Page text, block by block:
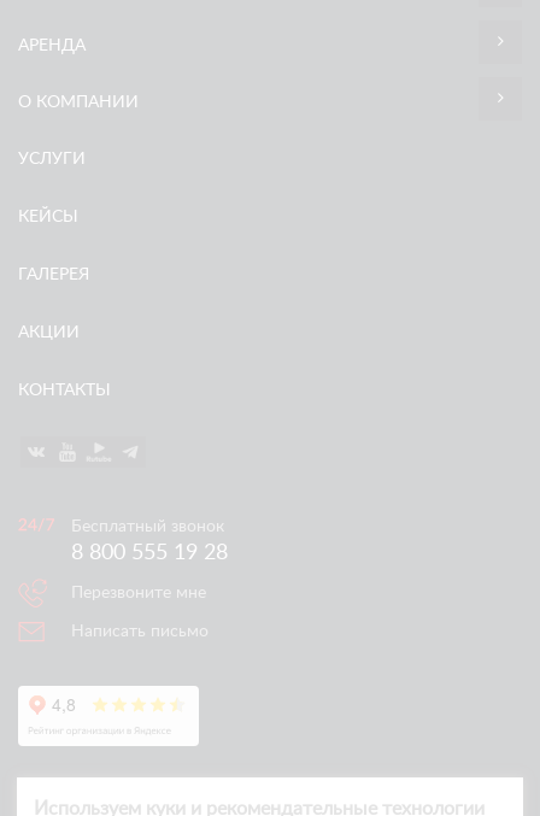
АРЕНДА
О КОМПАНИИ
УСЛУГИ
КЕЙСЫ
ГАЛЕРЕЯ
АКЦИИ
КОНТАКТЫ
Бесплатный звонок
8 800 555 19 28
Перезвоните мне
Написать письмо
Используем куки и рекомендательные технологии